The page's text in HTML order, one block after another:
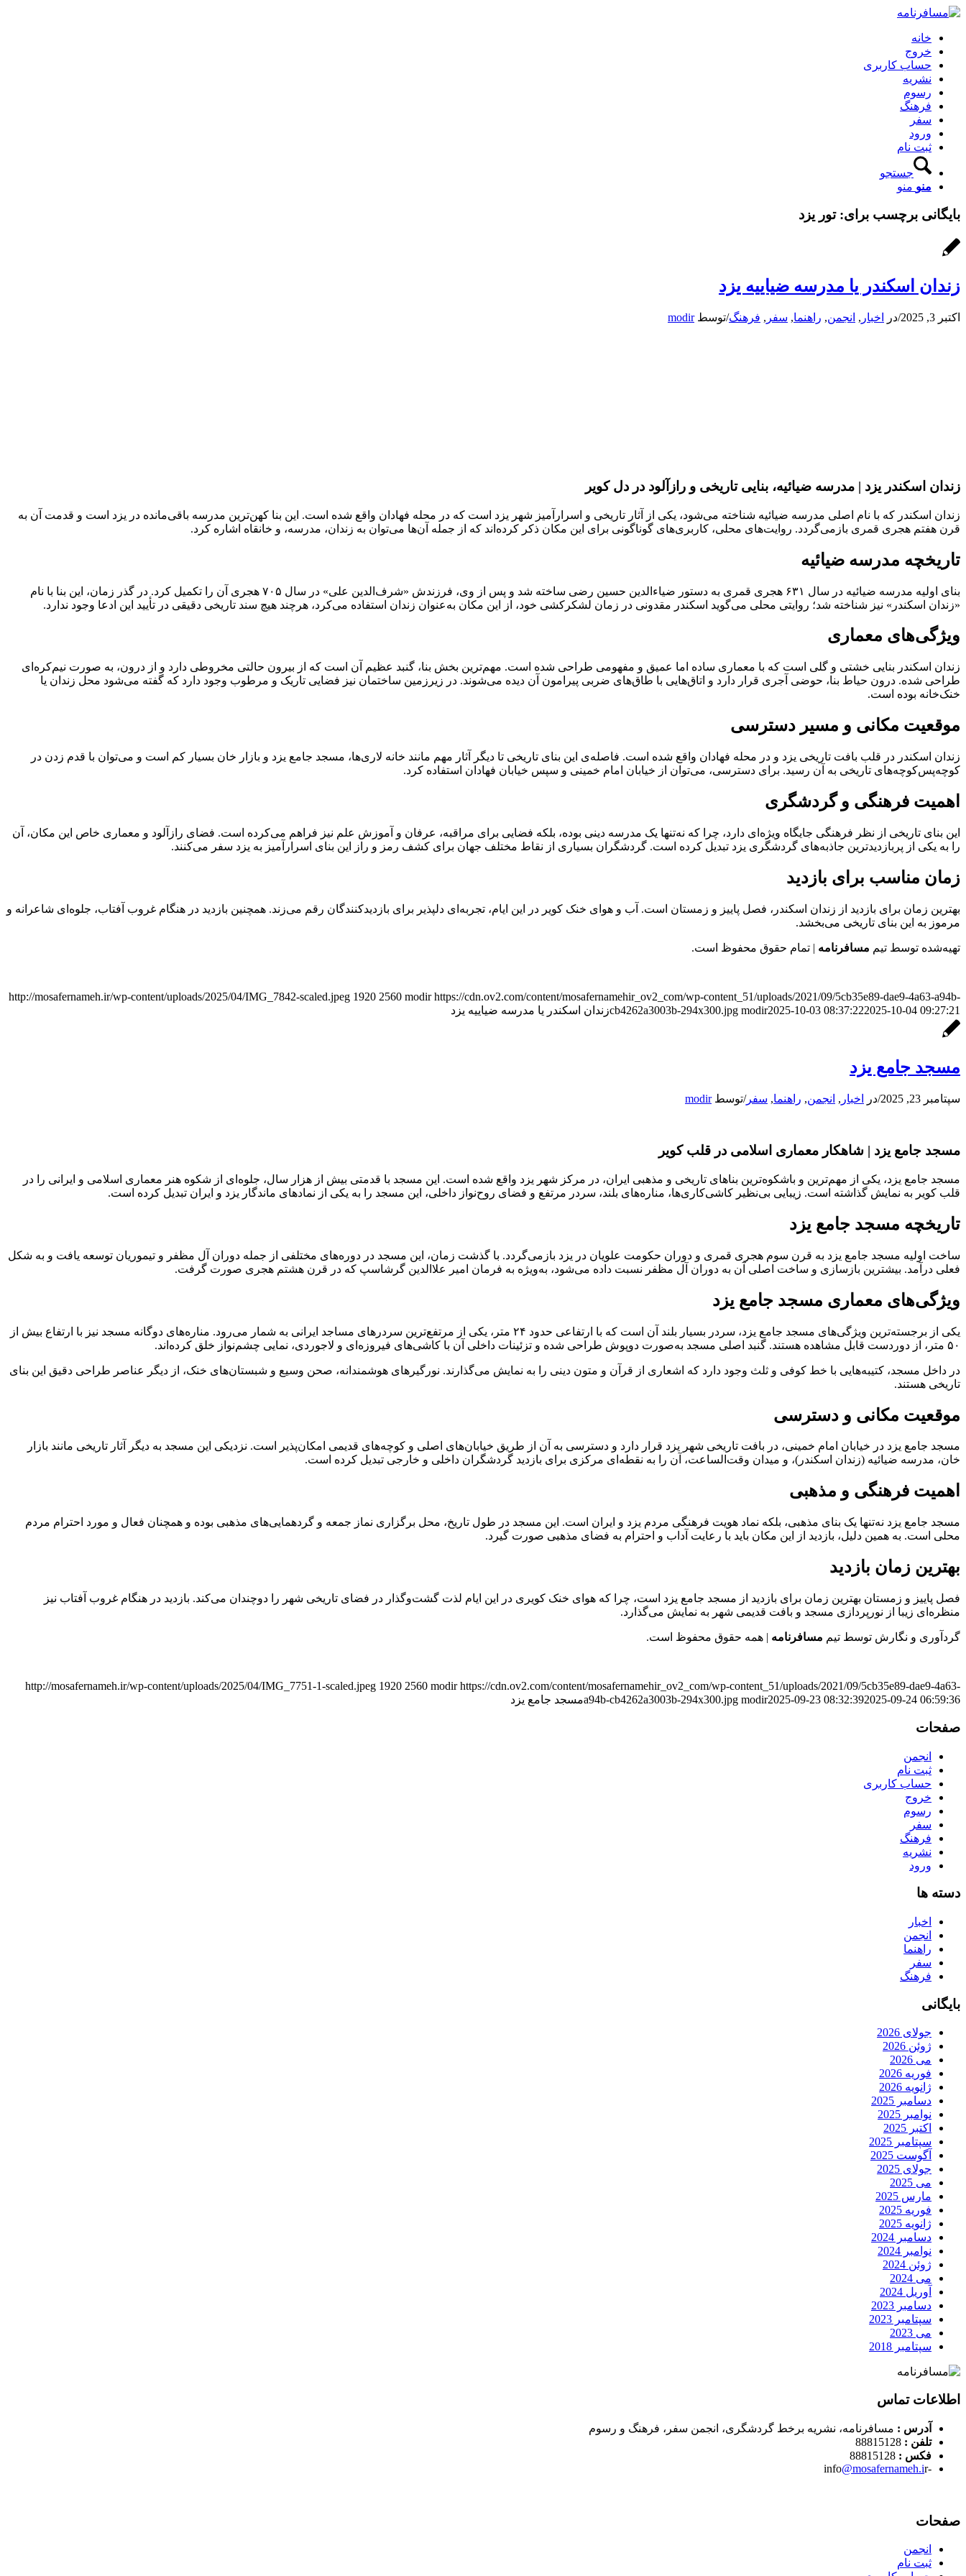
خانه
خروج
حساب کاربری
نشریه
رسوم
فرهنگ
سفر
ورود
ثبت نام
جستجو
منو منو
بایگانی برچسب برای:تور یزد
زندان اسکندر یا مدرسه ضیاییه یزد
اکتبر 3, 2025 /در اخبار , انجمن, راهنما, سفر , فرهنگ/توسطmodir
زندان اسکندر یزد | مدرسه ضیائیه، بنایی تاریخی و رازآلود در دل کویر
زندان اسکندر که با نام اصلی مدرسه ضیائیه شناخته می‌شود، یکی از آثار تاریخی و اسرارآمیز شهر یزد است که در محله فهادان واقع شده است. این بنا کهن‌ترین مدرسه باقی‌مانده در یزد است و قدمت آن به
قرن هفتم هجری قمری بازمی‌گردد. روایت‌های محلی، کاربری‌های گوناگونی برای این مکان ذکر کرده‌اند که از جمله آن‌ها می‌توان به زندان، مدرسه، و خانقاه اشاره کرد.
تاریخچه مدرسه ضیائیه
بنای اولیه مدرسه ضیائیه در سال ۶۳۱ هجری قمری به دستور ضیاءالدین حسین رضی ساخته شد و پس از وی، فرزندش «شرف‌الدین علی» در سال ۷۰۵ هجری آن را تکمیل کرد. در گذر زمان، این بنا با نام
«زندان اسکندر» نیز شناخته شد؛ روایتی محلی می‌گوید اسکندر مقدونی در زمان لشکرکشی خود، از این مکان به‌عنوان زندان استفاده می‌کرد، هرچند هیچ سند تاریخی دقیقی در تأیید این ادعا وجود ندارد.
ویژگی‌های معماری
زندان اسکندر بنایی خشتی و گلی است که با معماری ساده اما عمیق و مفهومی طراحی شده است. مهم‌ترین بخش بنا، گنبد عظیم آن است که از بیرون حالتی مخروطی دارد و از درون، به صورت نیم‌کره‌ای
طراحی شده. درون حیاط بنا، حوضی آجری قرار دارد و اتاق‌هایی با طاق‌های ضربی پیرامون آن دیده می‌شوند. در زیرزمین ساختمان نیز فضایی تاریک و مرطوب وجود دارد که گفته می‌شود محل زندان یا
خنک‌خانه بوده است.
موقعیت مکانی و مسیر دسترسی
زندان اسکندر در قلب بافت تاریخی یزد و در محله فهادان واقع شده است. فاصله‌ی این بنای تاریخی تا دیگر آثار مهم مانند خانه لاری‌ها، مسجد جامع یزد و بازار خان بسیار کم است و می‌توان با قدم زدن در
کوچه‌پس‌کوچه‌های تاریخی به آن رسید. برای دسترسی، می‌توان از خیابان امام خمینی و سپس خیابان فهادان استفاده کرد.
اهمیت فرهنگی و گردشگری
این بنای تاریخی از نظر فرهنگی جایگاه ویژه‌ای دارد، چرا که نه‌تنها یک مدرسه دینی بوده، بلکه فضایی برای مراقبه، عرفان و آموزش علم نیز فراهم می‌کرده است. فضای رازآلود و معماری خاص این مکان، آن
را به یکی از پربازدیدترین جاذبه‌های گردشگری یزد تبدیل کرده است. گردشگران بسیاری از نقاط مختلف جهان برای کشف رمز و راز این بنای اسرارآمیز به یزد سفر می‌کنند.
زمان مناسب برای بازدید
بهترین زمان برای بازدید از زندان اسکندر، فصل پاییز و زمستان است. آب و هوای خنک کویر در این ایام، تجربه‌ای دلپذیر برای بازدیدکنندگان رقم می‌زند. همچنین بازدید در هنگام غروب آفتاب، جلوه‌ای شاعرانه و
مرموز به این بنای تاریخی می‌بخشد.
تهیه‌شده توسط تیم مسافرنامه | تمام حقوق محفوظ است.
http://mosafernameh.ir/wp-content/uploads/2025/04/IMG_7842-scaled.jpeg 1920 2560 modir https://cdn.ov2.com/content/mosafernamehir_ov2_com/wp-content_51/uploads/2021/09/5cb35e89-dae9-4a63-a94b-
cb4262a3003b-294x300.jpg modir2025-10-03 08:37:222025-10-04 09:27:21 زندان اسکندر یا مدرسه ضیاییه یزد
مسجد جامع یزد
سپتامبر 23, 2025 /در اخبار , انجمن, راهنما, سفر/توسطmodir
مسجد جامع یزد | شاهکار معماری اسلامی در قلب کویر
مسجد جامع یزد، یکی از مهم‌ترین و باشکوه‌ترین بناهای تاریخی و مذهبی ایران، در مرکز شهر یزد واقع شده است. این مسجد با قدمتی بیش از هزار سال، جلوه‌ای از شکوه هنر معماری اسلامی و ایرانی را در
قلب کویر به نمایش گذاشته است. زیبایی بی‌نظیر کاشی‌کاری‌ها، مناره‌های بلند، سردر مرتفع و فضای روح‌نواز داخلی، این مسجد را به یکی از نمادهای ماندگار یزد و ایران تبدیل کرده است.
تاریخچه مسجد جامع یزد
ساخت اولیه مسجد جامع یزد به قرن سوم هجری قمری و دوران حکومت علویان در یزد بازمی‌گردد. با گذشت زمان، این مسجد در دوره‌های مختلفی از جمله دوران آل مظفر و تیموریان توسعه یافت و به شکل
فعلی درآمد. بیشترین بازسازی و ساخت اصلی آن به دوران آل مظفر نسبت داده می‌شود، به‌ویژه به فرمان امیر علاالدین گرشاسپ که در قرن هشتم هجری صورت گرفت.
ویژگی‌های معماری مسجد جامع یزد
یکی از برجسته‌ترین ویژگی‌های مسجد جامع یزد، سردر بسیار بلند آن است که با ارتفاعی حدود ۲۴ متر، یکی از مرتفع‌ترین سردرهای مساجد ایرانی به شمار می‌رود. مناره‌های دوگانه مسجد نیز با ارتفاع بیش از
۵۰ متر، از دوردست قابل مشاهده هستند. گنبد اصلی مسجد به‌صورت دوپوش طراحی شده و تزئینات داخلی آن با کاشی‌های فیروزه‌ای و لاجوردی، نمایی چشم‌نواز خلق کرده‌اند.
در داخل مسجد، کتیبه‌هایی با خط کوفی و ثلث وجود دارد که اشعاری از قرآن و متون دینی را به نمایش می‌گذارند. نورگیرهای هوشمندانه، صحن وسیع و شبستان‌های خنک، از دیگر عناصر طراحی دقیق این بنای
تاریخی هستند.
موقعیت مکانی و دسترسی
مسجد جامع یزد در خیابان امام خمینی، در بافت تاریخی شهر یزد قرار دارد و دسترسی به آن از طریق خیابان‌های اصلی و کوچه‌های قدیمی امکان‌پذیر است. نزدیکی این مسجد به دیگر آثار تاریخی مانند بازار
خان، مدرسه ضیائیه (زندان اسکندر)، و میدان وقت‌الساعت، آن را به نقطه‌ای مرکزی برای بازدید گردشگران داخلی و خارجی تبدیل کرده است.
اهمیت فرهنگی و مذهبی
مسجد جامع یزد نه‌تنها یک بنای مذهبی، بلکه نماد هویت فرهنگی مردم یزد و ایران است. این مسجد در طول تاریخ، محل برگزاری نماز جمعه و گردهمایی‌های مذهبی بوده و همچنان فعال و مورد احترام مردم
محلی است. به همین دلیل، بازدید از این مکان باید با رعایت آداب و احترام به فضای مذهبی صورت گیرد.
بهترین زمان بازدید
فصل پاییز و زمستان بهترین زمان برای بازدید از مسجد جامع یزد است، چرا که هوای خنک کویری در این ایام لذت گشت‌و‌گذار در فضای تاریخی شهر را دوچندان می‌کند. بازدید در هنگام غروب آفتاب نیز
منظره‌ای زیبا از نورپردازی مسجد و بافت قدیمی شهر به نمایش می‌گذارد.
گردآوری و نگارش توسط تیم مسافرنامه | همه حقوق محفوظ است.
http://mosafernameh.ir/wp-content/uploads/2025/04/IMG_7751-1-scaled.jpeg 1920 2560 modir https://cdn.ov2.com/content/mosafernamehir_ov2_com/wp-content_51/uploads/2021/09/5cb35e89-dae9-4a63-
a94b-cb4262a3003b-294x300.jpg modir2025-09-23 08:32:392025-09-24 06:59:36 مسجد جامع یزد
صفحات
انجمن
ثبت نام
حساب کاربری
خروج
رسوم
سفر
فرهنگ
نشریه
ورود
دسته ها
اخبار
انجمن
راهنما
سفر
فرهنگ
بایگانی
جولای 2026
ژوئن 2026
می 2026
فوریه 2026
ژانویه 2026
دسامبر 2025
نوامبر 2025
اکتبر 2025
سپتامبر 2025
آگوست 2025
جولای 2025
می 2025
مارس 2025
فوریه 2025
ژانویه 2025
دسامبر 2024
نوامبر 2024
ژوئن 2024
می 2024
آوریل 2024
دسامبر 2023
سپتامبر 2023
می 2023
سپتامبر 2018
اطلاعات تماس
آدرس : مسافرنامه، نشریه برخط گردشگری، انجمن سفر، فرهنگ و رسوم
تلفن :
فکس :
-info
@mosafernameh.ir
صفحات
انجمن
ثبت نام